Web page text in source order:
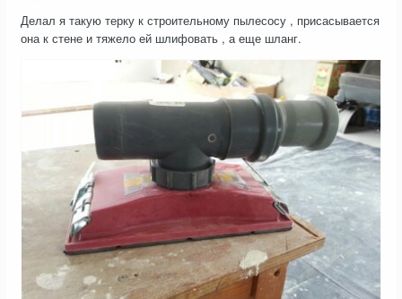
Делал я такую терку к строительному пылесосу , присасывается
она к стене и тяжело ей шлифовать , а еще шланг.